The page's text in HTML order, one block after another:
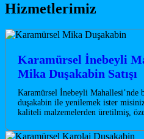
Hizmetlerimiz
Karamürsel İnebeyli
Mika Duşakabin Satışı
Karamürsel İnebeyli Mahallesi’nde
duşakabin ile yenilemek ister
kaliteli malzemelerden üretilmiş,